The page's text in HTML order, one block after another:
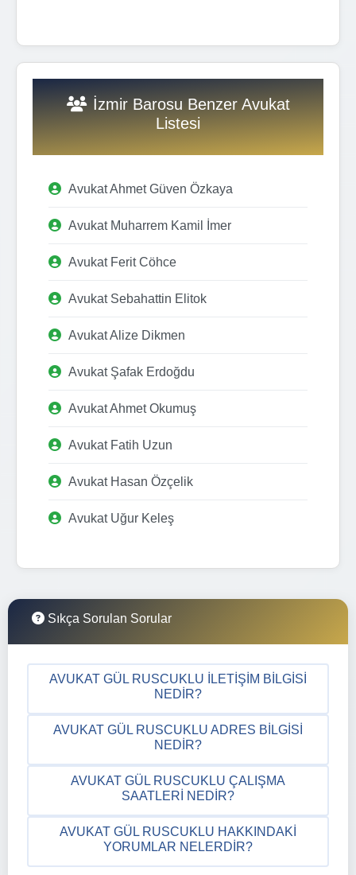
İzmir Barosu Benzer Avukat
Listesi
Avukat Ahmet Güven Özkaya
Avukat Muharrem Kamil İmer
Avukat Ferit Cöhce
Avukat Sebahattin Elitok
Avukat Alize Dikmen
Avukat Şafak Erdoğdu
Avukat Ahmet Okumuş
Avukat Fatih Uzun
Avukat Hasan Özçelik
Avukat Uğur Keleş
Sıkça Sorulan Sorular
AVUKAT GÜL RUSCUKLU İLETIŞIM BILGISI
NEDIR?
AVUKAT GÜL RUSCUKLU ADRES BILGISI
NEDIR?
AVUKAT GÜL RUSCUKLU ÇALIŞMA
SAATLERI NEDIR?
AVUKAT GÜL RUSCUKLU HAKKINDAKI
YORUMLAR NELERDIR?